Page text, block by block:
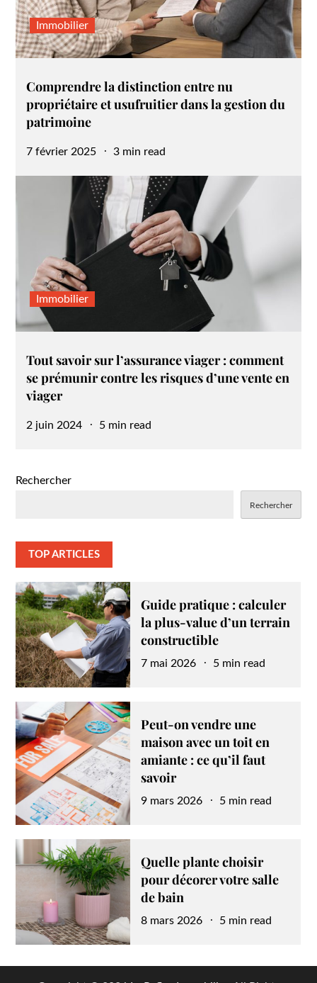
Immobilier
Comprendre la distinction entre nu
propriétaire et usufruitier dans la gestion du
patrimoine
Posted
7 février 2025 3 min read
Immobilier
Tout savoir sur l’assurance viager : comment
se prémunir contre les risques d’une vente en
viager
Posted
2 juin 2024 5 min read
Rechercher
Rechercher
TOP ARTICLES
Guide pratique : calculer
la plus-value d’un terrain
constructible
Posted
7 mai 2026 5 min read
Peut-on vendre une
maison avec un toit en
amiante : ce qu’il faut
savoir
Posted
9 mars 2026 5 min read
Quelle plante choisir
pour décorer votre salle
de bain
Posted
8 mars 2026 5 min read